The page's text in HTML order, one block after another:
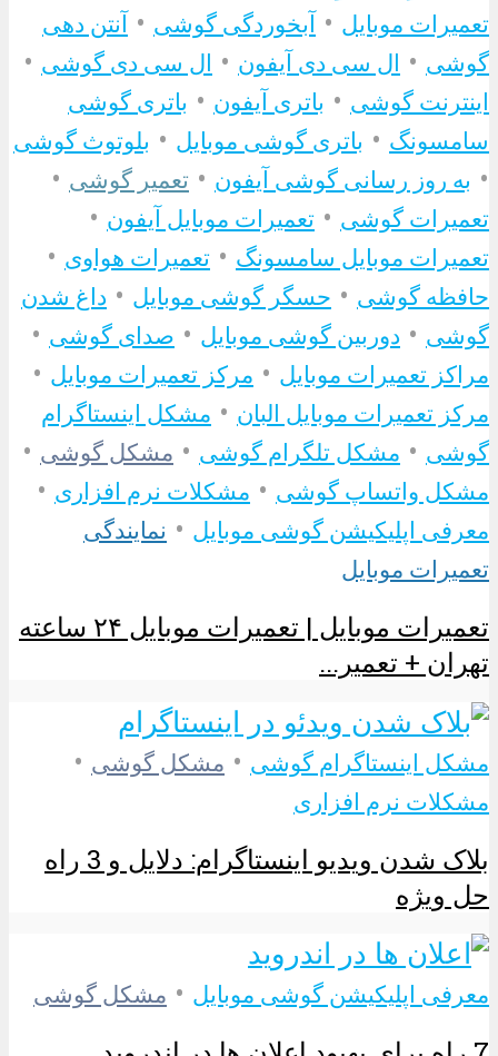
تعمیرات موبایل • آبخوردگی گوشی • آنتن دهی
گوشی • ال سی دی آیفون • ال سی دی گوشی •
اینترنت گوشی • باتری آیفون • باتری گوشی
سامسونگ • باتری گوشی موبایل • بلوتوث گوشی
• به روز رسانی گوشی آیفون • تعمیر گوشی •
تعمیرات گوشی • تعمیرات موبایل آیفون •
تعمیرات موبایل سامسونگ • تعمیرات هواوی •
حافظه گوشی • حسگر گوشی موبایل • داغ شدن
گوشی • دوربین گوشی موبایل • صدای گوشی •
مراکز تعمیرات موبایل • مرکز تعمیرات موبایل •
مرکز تعمیرات موبایل البان • مشکل اینستاگرام
گوشی • مشکل تلگرام گوشی • مشکل گوشی •
مشکل واتساپ گوشی • مشکلات نرم افزاری •
معرفی اپلیکیشن گوشی موبایل • نمایندگی
تعمیرات موبایل
تعمیرات موبایل | تعمیرات موبایل ۲۴ ساعته
تهران + تعمیر...
مشکل اینستاگرام گوشی • مشکل گوشی •
مشکلات نرم افزاری
بلاک شدن ویدیو اینستاگرام: دلایل و 3 راه
حل ویژه
معرفی اپلیکیشن گوشی موبایل • مشکل گوشی